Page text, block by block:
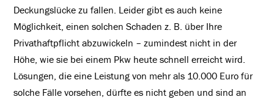
Deckungslücke zu fallen. Leider gibt es auch keine
Möglichkeit, einen solchen Schaden z. B. über Ihre
Privathaftpflicht abzuwickeln – zumindest nicht in der
Höhe, wie sie bei einem Pkw heute schnell erreicht wird.
Lösungen, die eine Leistung von mehr als 10.000 Euro für
solche Fälle vorsehen, dürfte es nicht geben und sind an